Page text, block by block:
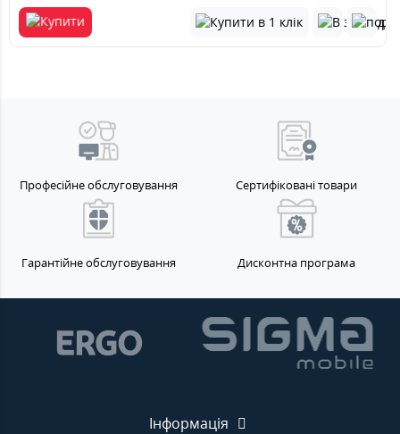
Професійне обслуговування Сертифіковані товари
Гарантійне обслуговування Дисконтна програма
Інформація